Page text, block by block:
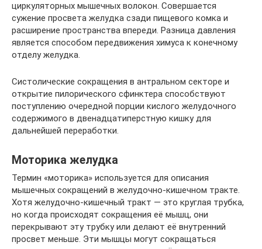
циркуляторных мышечных волокон. Совершается
сужение просвета желудка сзади пищевого комка и
расширение пространства впереди. Разница давления
является способом передвижения химуса к конечному
отделу желудка.
Систолические сокращения в антральном секторе и
открытие пилорического сфинктера способствуют
поступлению очередной порции кислого желудочного
содержимого в двенадцатиперстную кишку для
дальнейшей переработки.
Моторика желудка
Термин «моторика» используется для описания
мышечных сокращений в желудочно-кишечном тракте.
Хотя желудочно-кишечный тракт — это круглая трубка,
но когда происходят сокращения её мышц, они
перекрывают эту трубку или делают её внутренний
просвет меньше. Эти мышцы могут сокращаться